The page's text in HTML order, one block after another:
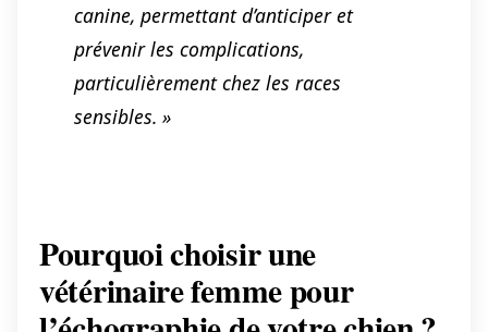
canine, permettant d’anticiper et
prévenir les complications,
particulièrement chez les races
sensibles. »
Pourquoi choisir une
vétérinaire femme pour